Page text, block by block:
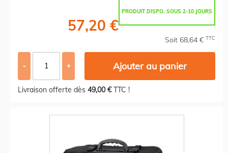
PRODUIT DISPO. SOUS 2-10 JOURS
57,20 €
Soit 68,64 € TTC
- + Ajouter au panier
Livraison offerte dès 49,00 €TTC !